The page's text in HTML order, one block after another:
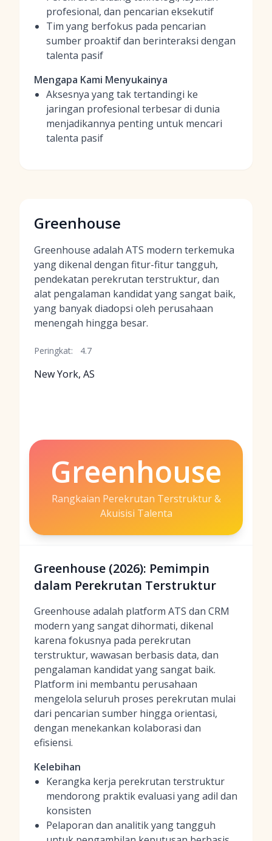
profesional, dan pencarian eksekutif
Tim yang berfokus pada pencarian
sumber proaktif dan berinteraksi dengan
talenta pasif
Mengapa Kami Menyukainya
Aksesnya yang tak tertandingi ke
jaringan profesional terbesar di dunia
menjadikannya penting untuk mencari
talenta pasif
Greenhouse
Greenhouse adalah ATS modern terkemuka
yang dikenal dengan fitur-fitur tangguh,
pendekatan perekrutan terstruktur, dan
alat pengalaman kandidat yang sangat baik,
yang banyak diadopsi oleh perusahaan
menengah hingga besar.
Peringkat: 4.7
New York, AS
Greenhouse
Rangkaian Perekrutan Terstruktur &
Akuisisi Talenta
Greenhouse (2026): Pemimpin
dalam Perekrutan Terstruktur
Greenhouse adalah platform ATS dan CRM
modern yang sangat dihormati, dikenal
karena fokusnya pada perekrutan
terstruktur, wawasan berbasis data, dan
pengalaman kandidat yang sangat baik.
Platform ini membantu perusahaan
mengelola seluruh proses perekrutan mulai
dari pencarian sumber hingga orientasi,
dengan menekankan kolaborasi dan
efisiensi.
Kelebihan
Kerangka kerja perekrutan terstruktur
mendorong praktik evaluasi yang adil dan
konsisten
Pelaporan dan analitik yang tangguh